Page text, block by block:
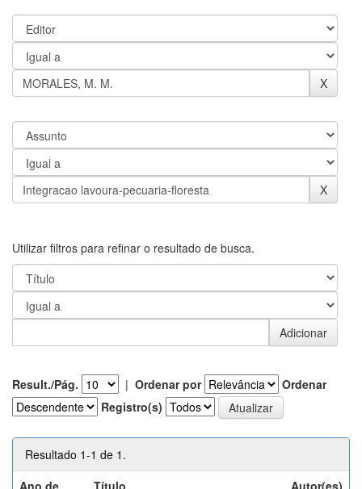
Utilizar filtros para refinar o resultado de busca.
Result./Pág. | Ordenar por
Ordenar
Registro(s)
Resultado 1-1 de 1.
Ano de
Título Autor(es)